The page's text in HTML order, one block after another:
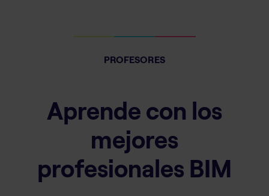
PROFESORES
Aprende con los
mejores
profesionales BIM